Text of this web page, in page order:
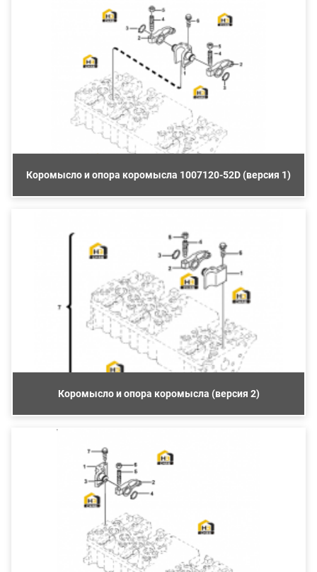
Коромысло и опора коромысла 1007120-52D (версия 1)
Коромысло и опора коромысла (версия 2)